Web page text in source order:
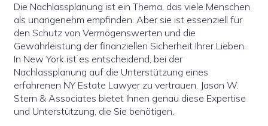
Die Nachlassplanung ist ein Thema, das viele Menschen
als unangenehm empfinden. Aber sie ist essenziell für
den Schutz von Vermögenswerten und die
Gewährleistung der finanziellen Sicherheit Ihrer Lieben.
In New York ist es entscheidend, bei der
Nachlassplanung auf die Unterstützung eines
erfahrenen NY Estate Lawyer zu vertrauen. Jason W.
Stern & Associates bietet Ihnen genau diese Expertise
und Unterstützung, die Sie benötigen.